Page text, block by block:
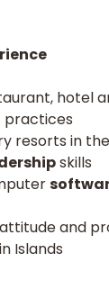
hotel
practices
resorts in
skills
and
Islands